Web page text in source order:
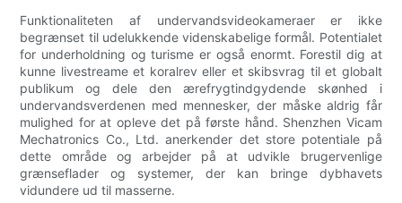
Funktionaliteten af undervandsvideokameraer er ikke
begrænset til udelukkende videnskabelige formål. Potentialet
for underholdning og turisme er også enormt. Forestil dig at
kunne livestreame et koralrev eller et skibsvrag til et globalt
publikum og dele den ærefrygtindgydende skønhed i
undervandsverdenen med mennesker, der måske aldrig får
mulighed for at opleve det på første hånd. Shenzhen Vicam
Mechatronics Co., Ltd. anerkender det store potentiale på
dette område og arbejder på at udvikle brugervenlige
grænseflader og systemer, der kan bringe dybhavets
vidundere ud til masserne.